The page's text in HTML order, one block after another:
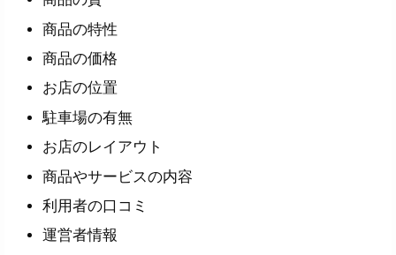
商品の特性
商品の価格
お店の位置
駐車場の有無
お店のレイアウト
商品やサービスの内容
利用者の口コミ
運営者情報